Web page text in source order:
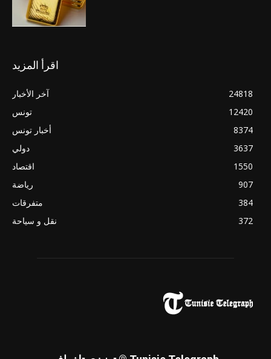
اقرأ المزيد
آخر الأخبار
24818
تونس
12420
أخبار تونس
8374
دولي
3637
اقتصاد
1550
رياضة
907
متفرقات
384
نقل و سياحة
372